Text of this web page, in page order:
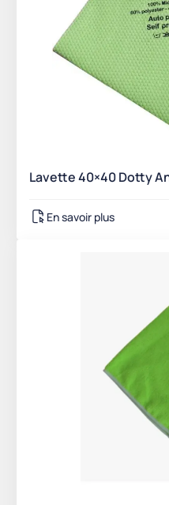
Lavette 40×40 Dotty
En savoir plus